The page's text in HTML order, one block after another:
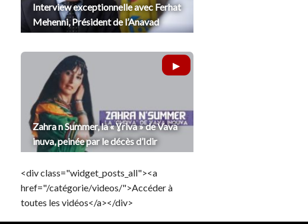
Interview exceptionnelle avec Ferhat
Mehenni, Président de l’Anavad
Zahra n Summer, la « Ɣriva » de Vava
inuva, peinée par le décès d’Idir
<div class="widget_posts_all"><a
href="/catégorie/videos/">Accéder à
toutes les vidéos</a></div>